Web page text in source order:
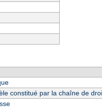
constitué par la chaîne de